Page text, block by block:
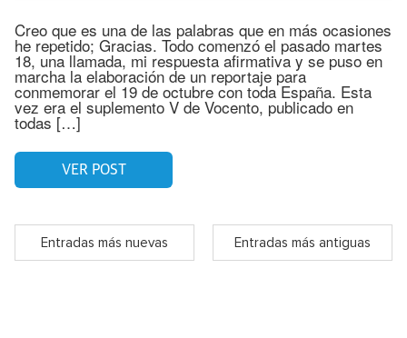
Creo que es una de las palabras que en más ocasiones
he repetido; Gracias. Todo comenzó el pasado martes
18, una llamada, mi respuesta afirmativa y se puso en
marcha la elaboración de un reportaje para
conmemorar el 19 de octubre con toda España. Esta
vez era el suplemento V de Vocento, publicado en
todas […]
VER POST
Entradas más nuevas Entradas más antiguas